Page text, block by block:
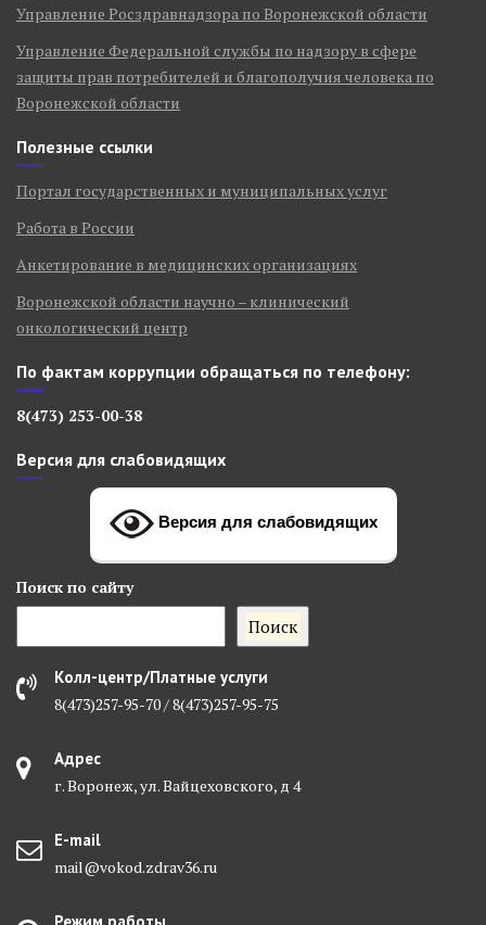
Управление Росздравнадзора по Воронежской области
Управление Федеральной службы по надзору в сфере
защиты прав потребителей и благополучия человека по
Воронежской области
Полезные ссылки
Портал государственных и муниципальных услуг
Работа в России
Анкетирование в медицинских организациях
Воронежской области научно – клинический
онкологический центр
По фактам коррупции обращаться по телефону:
8(473) 253-00-38
Версия для слабовидящих
Версия для слабовидящих
Поиск по сайту
Поиск
Колл-центр/Платные услуги
8(473)257-95-70 / 8(473)257-95-75
Адрес
г. Воронеж, ул. Вайцеховского, д 4
E-mail
mail@vokod.zdrav36.ru